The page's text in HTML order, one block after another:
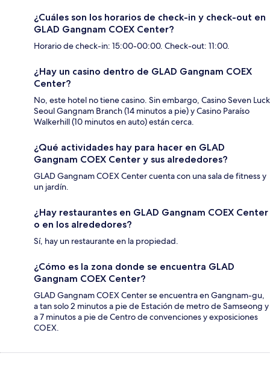
¿Cuáles son los horarios de check-in y check-out en
GLAD Gangnam COEX Center?
Horario de check-in: 15:00-00:00. Check-out: 11:00.
¿Hay un casino dentro de GLAD Gangnam COEX
Center?
No, este hotel no tiene casino. Sin embargo, Casino Seven Luck
Seoul Gangnam Branch (14 minutos a pie) y Casino Paraíso
Walkerhill (10 minutos en auto) están cerca.
¿Qué actividades hay para hacer en GLAD
Gangnam COEX Center y sus alrededores?
GLAD Gangnam COEX Center cuenta con una sala de fitness y
un jardín.
¿Hay restaurantes en GLAD Gangnam COEX Center
o en los alrededores?
Sí, hay un restaurante en la propiedad.
¿Cómo es la zona donde se encuentra GLAD
Gangnam COEX Center?
GLAD Gangnam COEX Center se encuentra en Gangnam-gu,
a tan solo 2 minutos a pie de Estación de metro de Samseong y
a 7 minutos a pie de Centro de convenciones y exposiciones
COEX.